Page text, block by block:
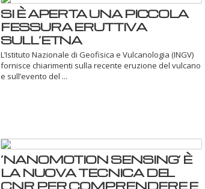
SI È APERTA UNA PICCOLA
FESSURA ERUTTIVA
SULL’ETNA
L’Istituto Nazionale di Geofisica e Vulcanologia (INGV)
fornisce chiarimenti sulla recente eruzione del vulcano
e sull’evento del ...
‘NANOMOTION SENSING’ È
LA NUOVA TECNICA DEL
CNR PER COMPRENDERE E